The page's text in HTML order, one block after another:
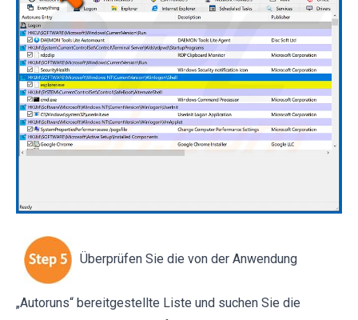
Überprüfen Sie die von der Anwendung
„Autoruns“ bereitgestellte Liste und suchen Sie die